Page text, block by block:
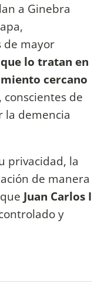
a Ginebra
de mayor
lo tratan en
cercano
, conscientes de
la demencia
privacidad, la
de manera
Juan Carlos I
y